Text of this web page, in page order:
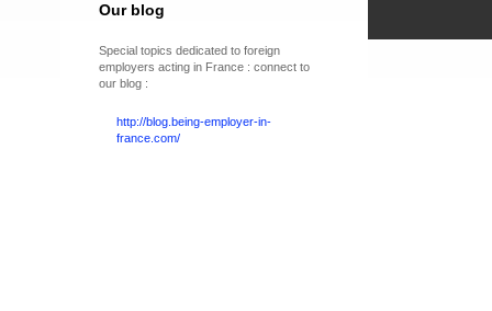
Our blog
Special topics dedicated to foreign
employers acting in France : connect to
our blog :
http://blog.being-employer-in-
france.com/